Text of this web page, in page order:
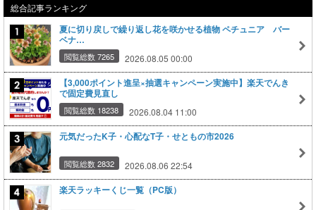
総合記事ランキング
夏に切り戻しで繰り返し花を咲かせる植物 ペチュニア バー
ベナ…
閲覧総数 7265 2026.08.05 00:00
【3,000ポイント進呈×抽選キャンペーン実施中】楽天でんき
で固定費見直し
閲覧総数 18238 2026.08.04 11:00
元気だったK子・心配なT子・せともの市2026
閲覧総数 2832 2026.08.06 22:54
楽天ラッキーくじ一覧（PC版）